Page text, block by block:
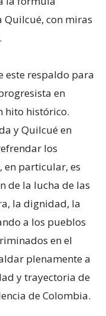
Quilcué, con miras
este respaldo para
en
hito histórico.
y Quilcué en
los
en particular, es
de la lucha de las
la dignidad, la
a los pueblos
en el
plenamente a
y trayectoria de
de Colombia.